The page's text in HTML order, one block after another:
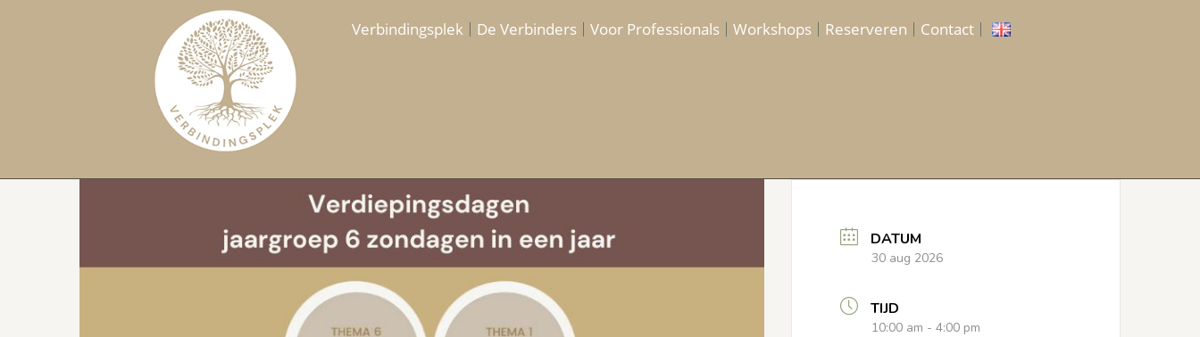
Verbindingsplek De Verbinders Voor Professionals Workshops Reserveren Contact
DATUM
30 aug 2026
TIJD
10:00 am - 4:00 pm